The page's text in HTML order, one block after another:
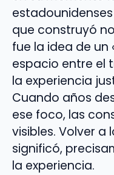
que construyó
fue la idea de un
espacio entre el
la experiencia
Cuando años
ese foco, las
visibles. Volver a
significó,
la experiencia.